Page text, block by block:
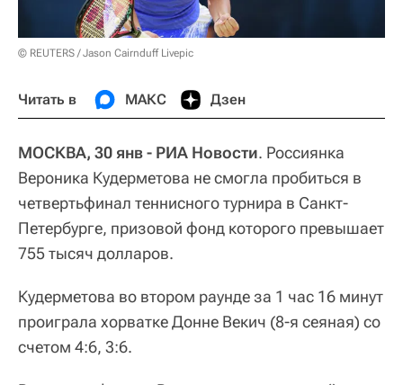
© REUTERS / Jason Cairnduff Livepic
Читать в МАКС Дзен
МОСКВА, 30 янв - РИА Новости. Россиянка
Вероника Кудерметова не смогла пробиться в
четвертьфинал теннисного турнира в Санкт-
Петербурге, призовой фонд которого превышает
755 тысяч долларов.
Кудерметова во втором раунде за 1 час 16 минут
проиграла хорватке Донне Векич (8-я сеяная) со
счетом 4:6, 3:6.